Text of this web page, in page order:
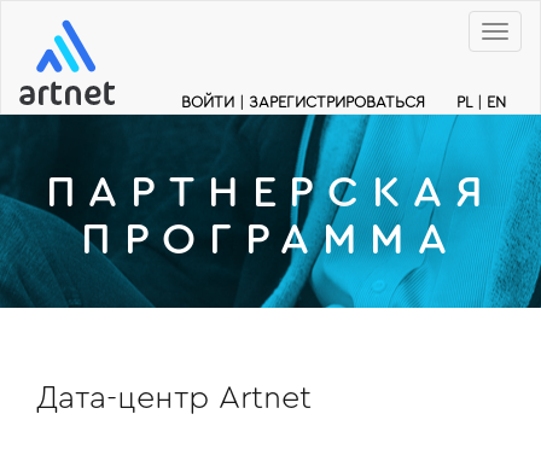
Меню
PL EN
ВОЙТИ ЗАРЕГИСТРИРОВАТЬСЯ
ПАРТНЕРСКАЯ
ПРОГРАММА
Дата-центр Artnet